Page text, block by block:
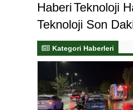
HaberiTeknoloji
Teknoloji Son
Kategori Haberleri